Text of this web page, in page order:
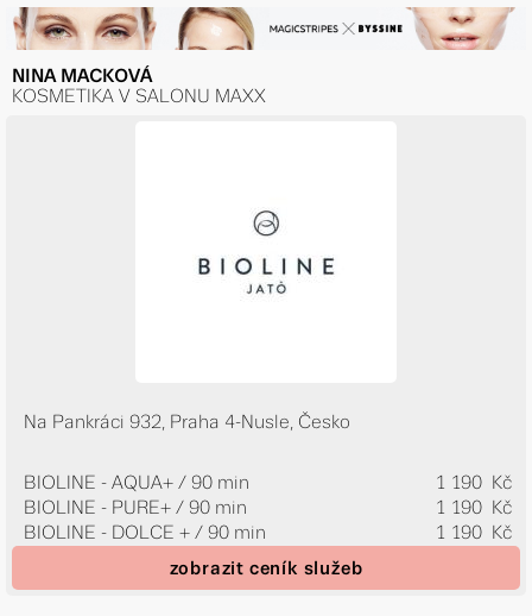
NINA MACKOVÁ
KOSMETIKA V SALONU MAXX
Na Pankráci 932, Praha 4-Nusle, Česko
BIOLINE - AQUA+ / 90 min
1 190 Kč
BIOLINE - PURE+ / 90 min
1 190 Kč
BIOLINE - DOLCE + / 90 min
1 190 Kč
zobrazit ceník služeb